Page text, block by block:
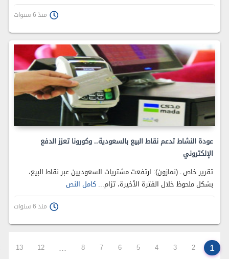
منذ 6 سنوات
عودة النشاط تدعم نقاط البيع بالسعودية.. وكورونا تعزز الدفع
الإلكتروني
تقرير خاص ـ (نمازون): ارتفعت مشتريات السعوديين عبر نقاط البيع،
بشكل ملحوظ خلال الفترة الأخيرة، تزام...كامل النص
منذ 6 سنوات
1
2
3
4
5
6
7
8
...
12
13